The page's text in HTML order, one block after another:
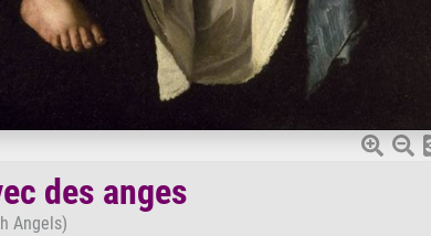
des anges
Angels)